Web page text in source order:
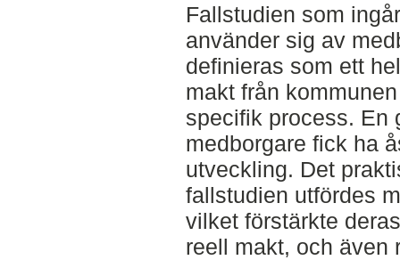
Fallstudien som
använder sig av
definieras som ett
makt från
specifik process. En
medborgare fick ha
utveckling. Det
fallstudien utfördes
vilket förstärkte
reell makt, och även